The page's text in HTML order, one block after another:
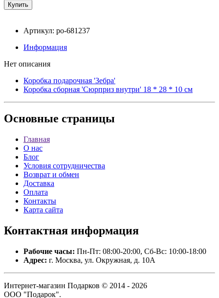
Артикул: po-681237
Информация
Нет описания
Коробка подарочная 'Зебра'
Коробка сборная 'Сюрприз внутри' 18 * 28 * 10 см
Основные страницы
Главная
О нас
Блог
Условия сотрудничества
Возврат и обмен
Доставка
Оплата
Контакты
Карта сайта
Контактная информация
Рабочие часы: Пн-Пт: 08:00-20:00, Сб-Вс: 10:00-18:00
Адрес: г. Москва, ул. Окружная, д. 10А
Интернет-магазин Подарков © 2014 - 2026
ООО "Подарок".